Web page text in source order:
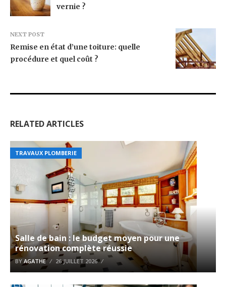
vernie ?
NEXT POST
Remise en état d’une toiture: quelle
procédure et quel coût ?
RELATED ARTICLES
TRAVAUX PLOMBERIE
Salle de bain : le budget moyen pour une
rénovation complète réussie
BY AGATHE 26 JUILLET 2026